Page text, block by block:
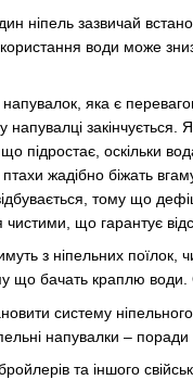
ніпель зазвичай
води може
напувалок, яка є
напувалці
підростає, оскільки
жадібно біжать
тому що
що гарантує
з ніпельних поїлок,
що бачать краплю води.
систему
напувалки –
та іншого